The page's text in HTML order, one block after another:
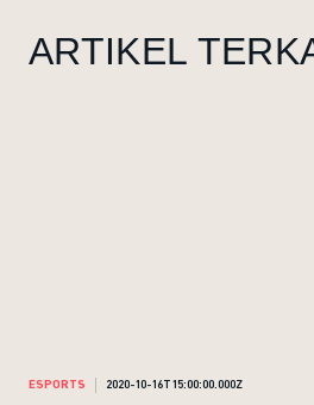
ARTIKEL
ESPORTS 2020-10-16T15:00:00.000Z